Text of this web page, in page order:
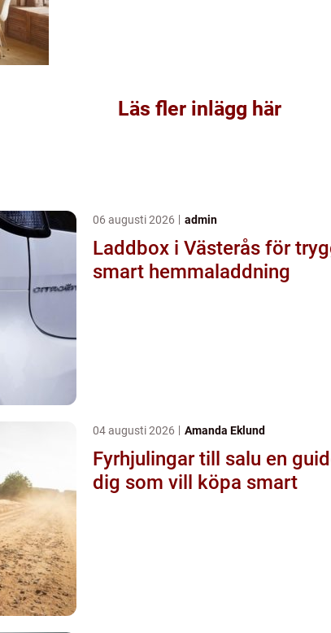
Läs fler inlägg här
06 augusti 2026 admin
Laddbox i Västerås för
smart hemmaladdning
04 augusti 2026 Amanda Eklund
Fyrhjulingar till salu en guide för
dig som vill köpa smart